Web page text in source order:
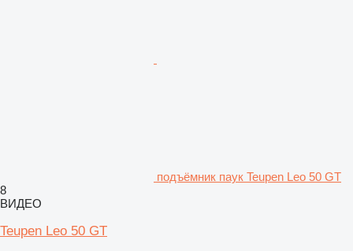
подъёмник паук Teupen Leo 50 GT
8
ВИДЕО
Teupen Leo 50 GT